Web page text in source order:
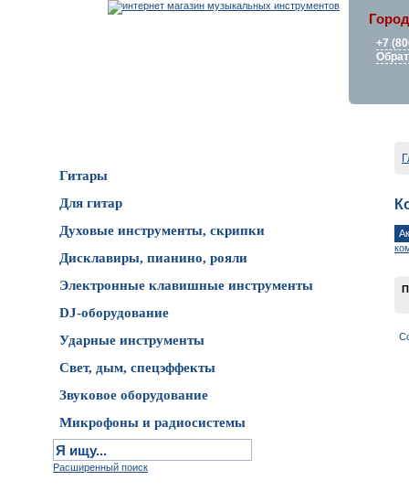
+7
Гитары
Для гитар
Духовые инструменты, скрипки
Дисклавиры, пианино, рояли
Электронные клавишные инструменты
DJ-оборудование
Ударные инструменты
Свет, дым, спецэффекты
Звуковое оборудование
Микрофоны и радиосистемы
Расширенный поиск